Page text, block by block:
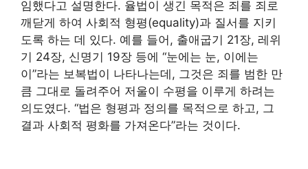
임했다고 설명한다. 율법이 생긴 목적은 죄를 죄로
깨닫게 하여 사회적 형평(equality)과 질서를 지키
도록 하는 데 있다. 예를 들어, 출애굽기 21장, 레위
기 24장, 신명기 19장 등에 “눈에는 눈, 이에는
이”라는 보복법이 나타나는데, 그것은 죄를 범한 만
큼 그대로 돌려주어 저울이 수평을 이루게 하려는
의도였다. “법은 형평과 정의를 목적으로 하고, 그
결과 사회적 평화를 가져온다”라는 것이다.